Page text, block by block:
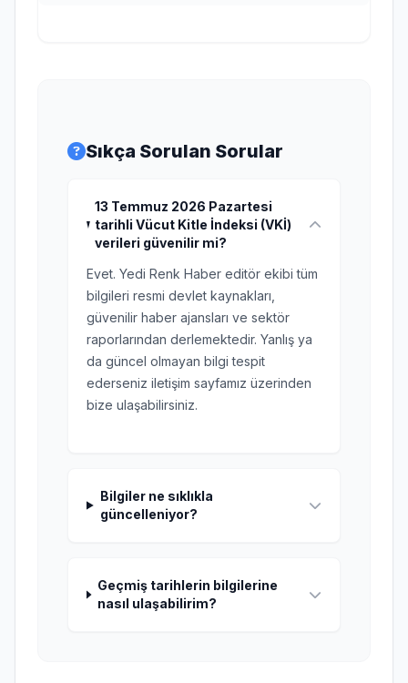
Sıkça Sorulan Sorular
13 Temmuz 2026 Pazartesi
tarihli Vücut Kitle İndeksi (VKİ)
verileri güvenilir mi?
Evet. Yedi Renk Haber editör ekibi tüm
bilgileri resmi devlet kaynakları,
güvenilir haber ajansları ve sektör
raporlarından derlemektedir. Yanlış ya
da güncel olmayan bilgi tespit
ederseniz iletişim sayfamız üzerinden
bize ulaşabilirsiniz.
Bilgiler ne sıklıkla
güncelleniyor?
Geçmiş tarihlerin bilgilerine
nasıl ulaşabilirim?